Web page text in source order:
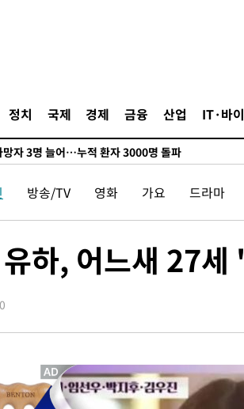
정치 국제 경제 금융 산업 IT·바
승 마감…S&P 0.6% 나스닥 1.3%↑
"감독님이 원하는 마음 느꼈고, 많은 트로피 원해 아
망자 3명 늘어…누적 환자 3000명 돌파
년근 천종산삼 9뿌리 발견…감정가 1.3억원
질 나섰다 실종 60대, 닷새 만에 숨진 채 발견
해상서 모터보트 전복…1명 사망·1명 실종
수색·성접대 논란 사과…쇄신의 기회로 삼겠다"
·성접대 논란' 축구협회 "실망과 걱정 안겨드려 죄
지속…강원동해안 최대 150㎜ 비
상승 마감…S&P 0.6% 나스닥 1.3%↑
'무더위'…동해안 시간당 30㎜ '강한 비'[내일날씨]
방송/TV 영화 가요 드라마
하, 어느새 27